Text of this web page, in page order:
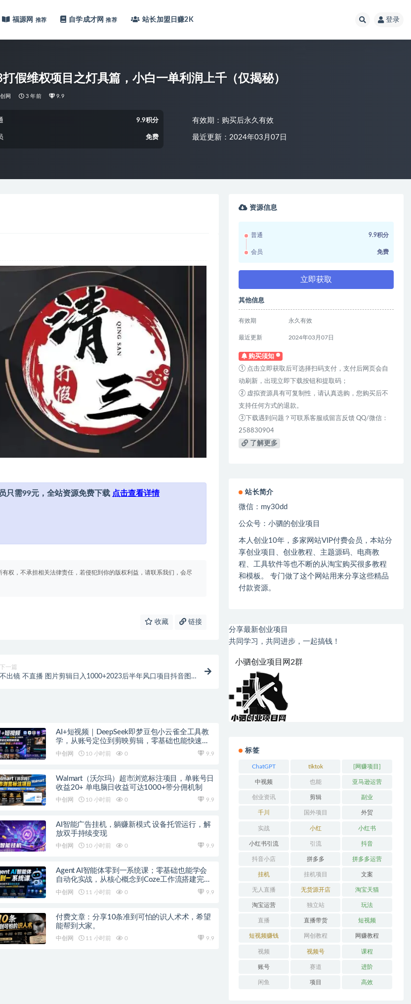
福源网 推荐 自学成才网 推荐 站长加盟 日赚2K 登录
假维权项目之灯具篇，小白一单利润上千（仅揭秘）
网 3 年前 9.9
9.9积分
免费
有效期：购买后永久有效
最近更新：2024年03月07日
只需99元，全站资源免费下载 点击查看详情
权，不承担相关法律责任，若侵犯到你的版权利益，请联系我们，会尽
收藏 链接
下一篇
不出镜 不直播 图片剪辑日入1000+2023后半年风口项目抖音图
AI+短视频｜DeepSeek即梦豆包小云雀全工具教
学，从账号定位到剪映剪辑，零基础也能快速上
手做爆款
中创网 10 小时前 0 9.9
Walmart（沃尔玛）超市浏览标注项目，单账号日
收益20+ 单电脑日收益可达1000+带分佣机制
中创网 10 小时前 0 9.9
AI智能广告挂机，躺赚新模式 设备托管运行，解
放双手持续变现
中创网 10 小时前 0 9.9
Agent AI智能体零到一系统课；零基础也能学会
自动化实战，从核心概念到Coze工作流搭建完整
覆盖
中创网 11 小时前 0 9.9
付费文章：分享10条准到可怕的识人术术，希望
能帮到大家。
中创网 11 小时前 0 9.9
资源信息
普通 9.9积分
会员 免费
立即获取
其他信息
有效期 永久有效
最近更新 2024年03月07日
购买须知
① 点击立即获取后可选择扫码支付，支付后网页会自
动刷新，出现立即下载按钮和提取码；
② 虚拟资源具有可复制性，请认真选购，您购买后不
支持任何方式的退款。
③下载遇到问题？可联系客服或留言反馈 QQ/微信：
258830904
了解更多
站长简介
微信： my30dd
公众号：小驷的创业项目
本人创业10年，多家网站VIP付费会员，本站分
享创业项目、创业教程、主题源码、电商教
程、工具软件等也不断的从淘宝购买很多教程
和模板。 专门做了这个网站用来分享这些精品
付款资源。
分享最新创业项目
共同学习，共同进步，一起搞钱！
小驷创业项目网2群
标签
ChatGPT tiktok [网赚项目]
中视频 也能 亚马逊运营
创业资讯 剪辑 副业
千川 国外项目 外贸
实战 小红 小红书
小红书引流 引流 抖音
抖音小店 拼多多 拼多多运营
挂机 挂机项目 文案
无人直播 无货源开店 淘宝天猫
淘宝运营 独立站 玩法
直播 直播带货 短视频
短视频赚钱 网创教程 网赚教程
视频 视频号 课程
账号 赛道 进阶
闲鱼 项目 高效